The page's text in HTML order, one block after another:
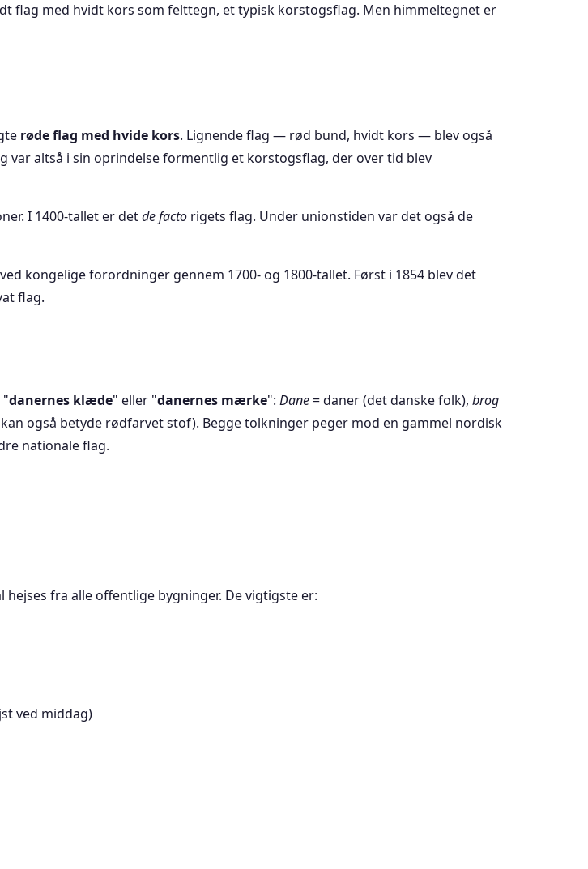
med hvidt kors som felttegn, et typisk korstogsflag. Men himmeltegnet er
røde flag med hvide kors. Lignende flag — rød bund, hvidt kors — blev også
altså i sin oprindelse formentlig et korstogsflag, der over tid blev
I 1400-tallet er detde facto rigets flag. Under unionstiden var det også de
kongelige forordninger gennem 1700- og 1800-tallet. Først i 1854 blev det
flag.
"danernes klæde" eller "danernes mærke": Dane= daner (det danske folk), brog
kan også betyde rødfarvet stof). Begge tolkninger peger mod en gammel nordisk
nationale flag.
hejses fra alle offentlige bygninger. De vigtigste er:
ved middag)